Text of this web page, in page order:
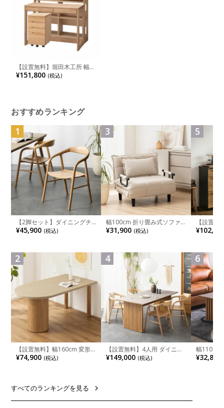
【設置無料】堀田木工所 幅
90cm カルロ デスク 90ラッ
ク ウィンディ薄型ワゴン 学
¥151,800 (税込)
おすすめランキング
1
【2脚セット】ダイニングチ
ェア 木製 LUGA 肘付き チェ
ア 天然木 リビング椅子 板座
ュラル ブラウン 完成品
¥45,900 (税込)
2
【設置無料】幅160cm 変形
半円 ダイニングテーブル モ
ルタル風 LENAS コンクリー
リア風 グレージュ
¥74,900 (税込)
3
幅100cm 折り畳み式ソファ
ベッド コンパクト リクライ
ニング カウチスタイル 省ス
¥31,900 (税込)
4
【設置無料】4人用 ダイニン
グテーブルセット 5点 LUGA
セラミックテーブル おしゃれ
¥149,000 (税込)
5
【設置
チンカウ
板 引き出
れ ウッデ
ル グレー
6
幅110cm
木目調 リ
付き 長方
¥32,800
すべてのランキングを見る